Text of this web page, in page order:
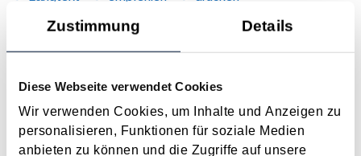
Zustimmung Details
Diese Webseite verwendet Cookies
Wir verwenden Cookies, um Inhalte und Anzeigen zu
personalisieren, Funktionen für soziale Medien
anbieten zu können und die Zugriffe auf unsere
Juli 2025
Das Zufluss-Abfluss-Prinzip regelt die zeitliche Zuordnung
von Einnahmen und Ausgaben im österreichischen
Einkommensteuerrecht. Einnahmen gelten als zugeflossen,